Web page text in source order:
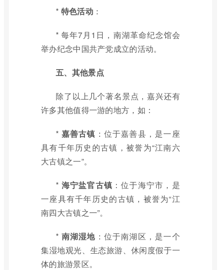
* 特色活动：
* 每年7月1日，南湖革命纪念馆会
举办纪念中国共产党成立的活动。
五、其他景点
除了以上几个著名景点，嘉兴还有
许多其他值得一游的地方，如：
* 嘉善古镇 ：位于嘉善县，是一座
具有千年历史的古镇，被誉为“江南六
大古镇之一”。
* 海宁盐官古镇 ：位于海宁市，是
一座具有千年历史的古镇，被誉为“江
南四大古镇之一”。
* 南湖湿地 ：位于南湖区，是一个
集湿地观光、生态旅游、休闲度假于一
体的旅游景区。